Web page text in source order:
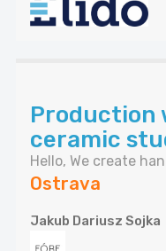
Production
ceramic
Hello, We create
Ostrava
Jakub Dariusz Sojka